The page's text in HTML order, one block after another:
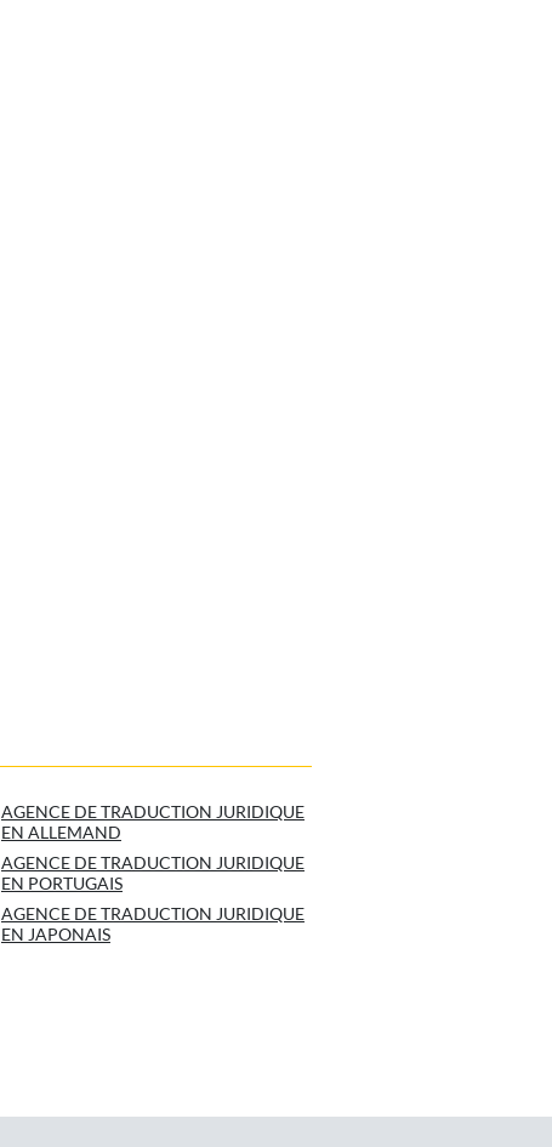
AGENCE DE TRADUCTION JURIDIQUE
EN ALLEMAND
AGENCE DE TRADUCTION JURIDIQUE
EN PORTUGAIS
AGENCE DE TRADUCTION JURIDIQUE
EN JAPONAIS